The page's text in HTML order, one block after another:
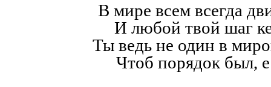
В мире всем всегда
И любой твой шаг
Ты ведь не один в
Чтоб порядок был,